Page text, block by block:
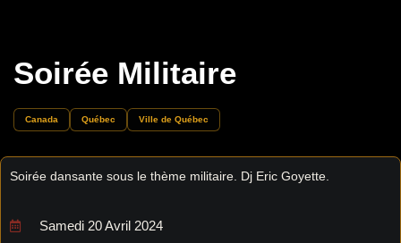
Soirée Militaire
Canada Québec Ville de Québec
Soirée dansante sous le thème militaire. Dj Eric Goyette.
Samedi 20 Avril 2024